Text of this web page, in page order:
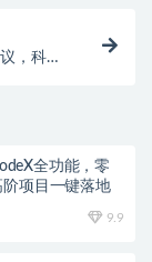
，科学
全功能，零
项目一键落地
9.9